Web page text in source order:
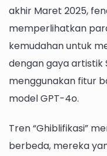
akhir Maret 2025,
memperlihatkan
kemudahan untuk
dengan gaya artistik
menggunakan fitur
model GPT-4o.
Tren “Ghiblifikasi”
berbeda, mereka